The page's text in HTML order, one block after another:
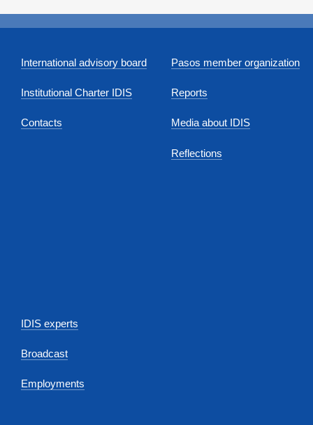
International advisory board
Institutional Charter IDIS
Contacts
Pasos member organization
Reports
Media about IDIS
Reflections
IDIS experts
Broadcast
Employments